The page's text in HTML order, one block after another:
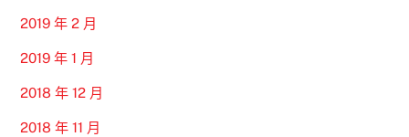
2019 年 2 月
2019 年 1 月
2018 年 12 月
2018 年 11 月